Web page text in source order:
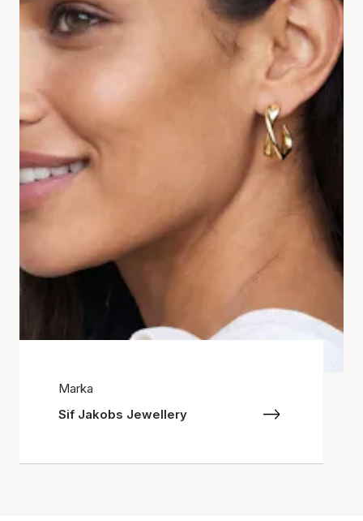
Marka
Sif Jakobs Jewellery